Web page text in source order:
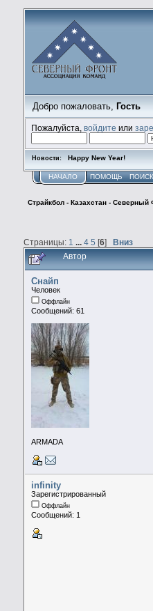
Добро пожаловать, Гость
Пожалуйста, войдите или
Новости: Happy New Year!
НАЧАЛО ПОМОЩЬ
Страйкбол - Казахстан - Северный
Страницы: 1 ... 4 5 [6] Вниз
Автор
Снайп
Человек
Оффлайн
Сообщений: 61
ARMADA
infinity
Зарегистрированный
Оффлайн
Сообщений: 1